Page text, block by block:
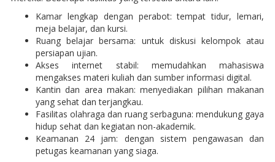
Kamar lengkap dengan perabot: tempat tidur, lemari,
meja belajar, dan kursi.
Ruang belajar bersama: untuk diskusi kelompok atau
persiapan ujian.
Akses internet stabil: memudahkan mahasiswa
mengakses materi kuliah dan sumber informasi digital.
Kantin dan area makan: menyediakan pilihan makanan
yang sehat dan terjangkau.
Fasilitas olahraga dan ruang serbaguna: mendukung gaya
hidup sehat dan kegiatan non-akademik.
Keamanan 24 jam: dengan sistem pengawasan dan
petugas keamanan yang siaga.